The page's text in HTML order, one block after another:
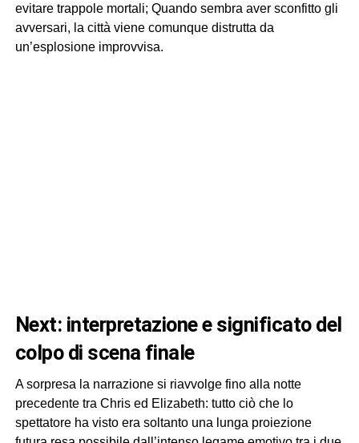
evitare trappole mortali; Quando sembra aver sconfitto gli
avversari, la città viene comunque distrutta da
un’esplosione improvvisa.
next: interpretazione e significato del
colpo di scena finale
A sorpresa la narrazione si riavvolge fino alla notte
precedente tra Chris ed Elizabeth: tutto ciò che lo
spettatore ha visto era soltanto una lunga proiezione